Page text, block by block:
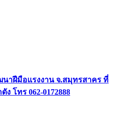
าฝีมือแรงงาน จ.สมุทรสาคร ที่
โทร 062-0172888